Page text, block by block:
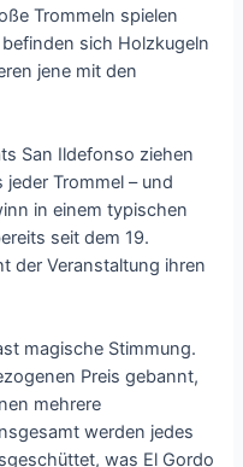
Trommeln spielen
sich Holzkugeln
jene mit den
San Ildefonso ziehen
Trommel – und
in einem typischen
seit dem 19.
der Veranstaltung ihren
magische Stimmung.
Preis gebannt,
mehrere
werden jedes
was El Gordo